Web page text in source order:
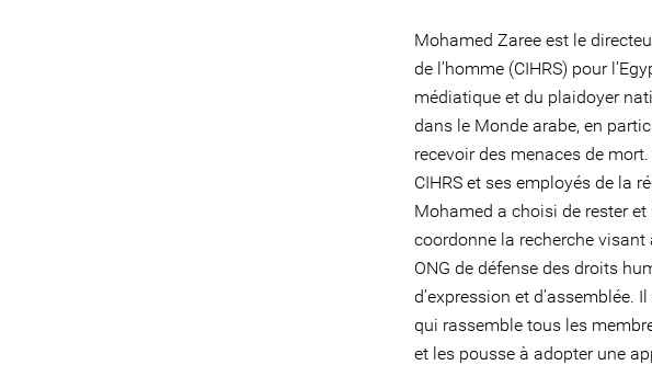
Mohamed Zaree est le
de l’homme (CIHRS) pour
médiatique et du plaidoyer
dans le Monde arabe, en
recevoir des menaces de
CIHRS et ses employés de la
Mohamed a choisi de rester
coordonne la recherche
ONG de défense des droits
d’expression et d’assemblée.
qui rassemble tous les
et les pousse à adopter une